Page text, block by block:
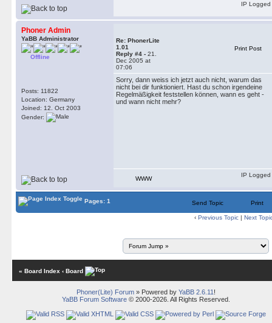
IP Logged
Phoner Admin
YaBB Administrator
Offline
Posts: 11822
Location: Germany
Joined: 12. Oct 2003
Gender:
Re: PhonerLite
1.01
Reply #4 - 21.
Dec 2005 at
07:06
Print Post
Sorry, dann weiss ich jetzt auch nicht, warum das
nicht bei dir funktioniert. Hast du schon irgendeine
Regelmäßigkeit feststellen können, wann es geht -
und wann nicht mehr?
WWW
IP Logged
Pages: 1 Send Topic Print
‹ Previous Topic | Next
« Board Index ‹ Board
Phoner(Lite) Forum» Powered by YaBB 2.6.11 !
YaBB Forum Software© 2000-2026. All Rights Reserved.